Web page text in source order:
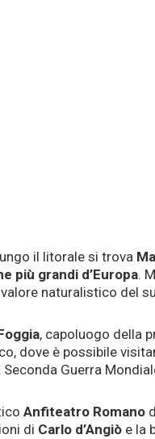
il litorale si trova
più grandi d’Europa.
naturalistico del
, capoluogo della
dove è possibile
Guerra
Anfiteatro Romano
di Carlo d’Angiò e la